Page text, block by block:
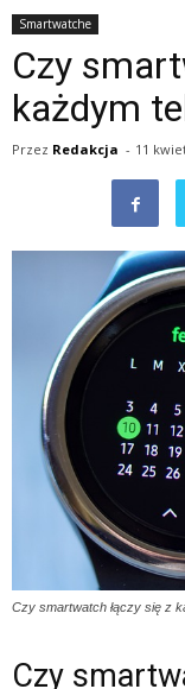
Smartwatche
Czy
każdym
Przez Redakcja - 11
Czy smartwatch łączy się z
Czy